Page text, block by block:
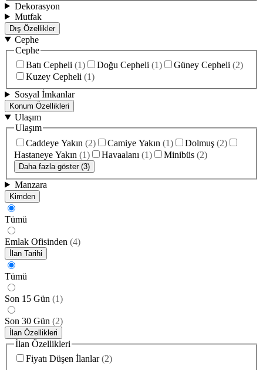
Dekorasyon
Mutfak
Dış Özellikler
Cephe
Cephe
Batı Cepheli (1) Doğu Cepheli (1) Güney Cepheli (2)
Kuzey Cepheli (1)
Sosyal İmkanlar
Konum Özellikleri
Ulaşım
Ulaşım
Caddeye Yakın (2) Camiye Yakın (1) Dolmuş (2)
Hastaneye Yakın (1) Havaalanı (1) Minibüs (2)
Daha fazla göster (3)
Manzara
Kimden
Tümü
Emlak Ofisinden (4)
İlan Tarihi
Tümü
Son 15 Gün (1)
Son 30 Gün (2)
İlan Özellikleri
İlan Özellikleri
Fiyatı Düşen İlanlar (2)